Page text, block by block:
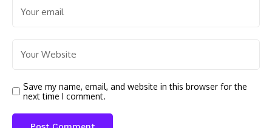
Save my name, email, and website in this browser for the
next time I comment.